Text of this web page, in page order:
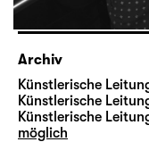
Archiv
Künstlerische
Künstlerische
Künstlerische
möglich